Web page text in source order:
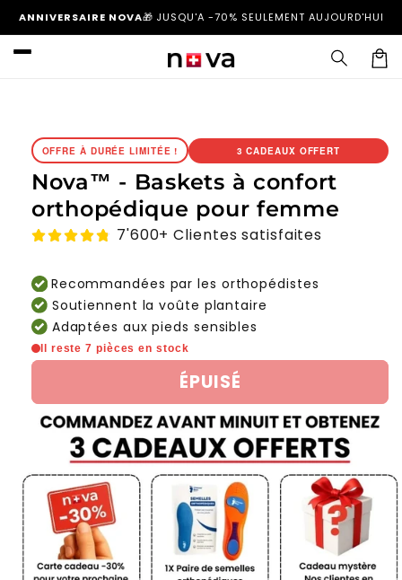
passer
au
contenu
ANNIVERSAIRE NOVA🎁 JUSQU'A -70% SEULEMENT AUJOURD'HUI
Panier
OFFRE À DURÉE LIMITÉE ! 3 CADEAUX OFFERT
Nova™ - Baskets à confort
orthopédique pour femme
7'600+ Clientes satisfaites
Recommandées par les orthopédistes
Soutiennent la voûte plantaire
Adaptées aux pieds sensibles
Il reste 7 pièces en stock
ÉPUISÉ